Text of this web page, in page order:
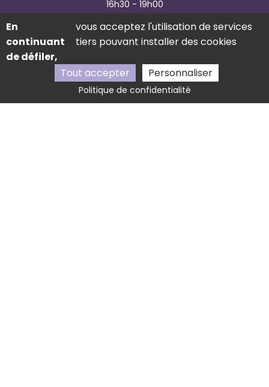
APPELER DEMANDE DE RÉSERVATION
16h30 - 19h00
1065 route de La Gabelle, 26570 Ferrassières
04 75 28 80 54
En
continuant
de défiler,
vous acceptez l'utilisation de services
tiers pouvant installer des cookies
Tout accepter Personnaliser
Politique de confidentialité